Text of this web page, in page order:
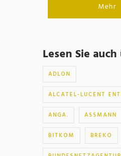
Mehr
Lesen Sie
ADLON
ALCATEL-LUCENT
ANGA. ASSMANN
BITKOM BREKO